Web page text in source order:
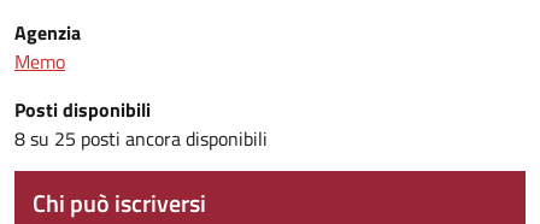
Agenzia
Memo
Posti disponibili
8 su 25 posti ancora disponibili
Chi può iscriversi